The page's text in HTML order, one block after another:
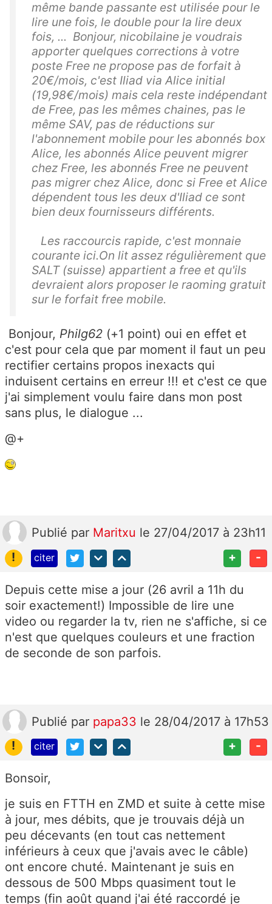
même bande passante est utilisée pour le
lire une fois, le double pour la lire deux
fois, ... Bonjour, nicobilaine je voudrais
apporter quelques corrections à votre
poste Free ne propose pas de forfait à
20€/mois, c'est Iliad via Alice initial
(19,98€/mois) mais cela reste indépendant
de Free, pas les mêmes chaines, pas le
même SAV, pas de réductions sur
l'abonnement mobile pour les abonnés box
Alice, les abonnés Alice peuvent migrer
chez Free, les abonnés Free ne peuvent
pas migrer chez Alice, donc si Free et Alice
dépendent tous les deux d'Iliad ce sont
bien deux fournisseurs différents.
Les raccourcis rapide, c'est monnaie
courante ici.On lit assez régulièrement que
SALT (suisse) appartient a free et qu'ils
devraient alors proposer le raoming gratuit
sur le forfait free mobile.
Bonjour, Philg62 (+1 point) oui en effet et
c'est pour cela que par moment il faut un peu
rectifier certains propos inexacts qui
induisent certains en erreur !!! et c'est ce que
j'ai simplement voulu faire dans mon post
sans plus, le dialogue ...
@+
Publié par Maritxu le 27/04/2017 à 23h11
!
citer + -
Depuis cette mise a jour (26 avril a 11h du
soir exactement!) Impossible de lire une
video ou regarder la tv, rien ne s'affiche, si ce
n'est que quelques couleurs et une fraction
de seconde de son parfois.
Publié par papa33 le 28/04/2017 à 17h53
!
citer + -
Bonsoir,
je suis en FTTH en ZMD et suite à cette mise
à jour, mes débits, que je trouvais déjà un
peu décevants (en tout cas nettement
inférieurs à ceux que j'avais avec le câble)
ont encore chuté. Maintenant je suis en
dessous de 500 Mbps quasiment tout le
temps (fin août quand j'ai été raccordé je